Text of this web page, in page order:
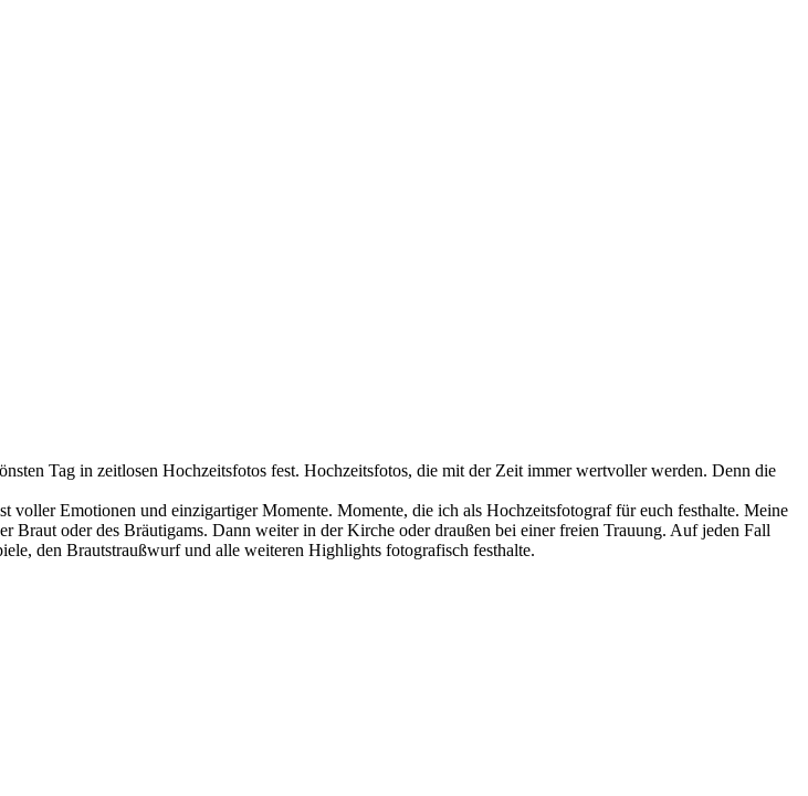
Tag in zeitlosen Hochzeitsfotos fest. Hochzeitsfotos, die mit der Zeit immer wertvoller werden. Denn die
voller Emotionen und einzigartiger Momente. Momente, die ich als Hochzeitsfotograf für euch festhalte. Meine
Braut oder des Bräutigams. Dann weiter in der Kirche oder draußen bei einer freien Trauung. Auf jeden Fall
den Brautstraußwurf und alle weiteren Highlights fotografisch festhalte.